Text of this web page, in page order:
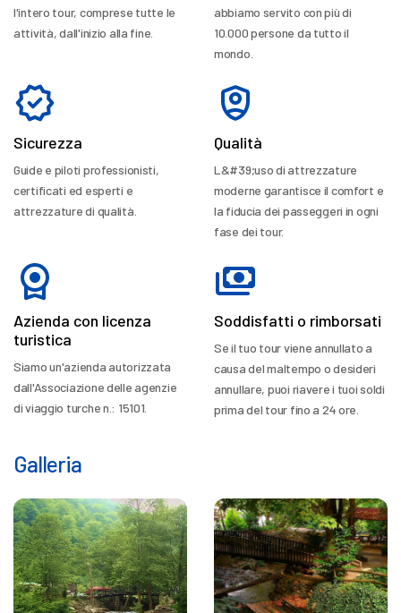
l'intero tour, comprese tutte le
attività, dall'inizio alla fine.
abbiamo servito con più di
10.000 persone da tutto il
mondo.
Sicurezza
Guide e piloti professionisti,
certificati ed esperti e
attrezzature di qualità.
Qualità
L&#39;uso di attrezzature
moderne garantisce il comfort e
la fiducia dei passeggeri in ogni
fase dei tour.
Azienda con licenza
turistica
Siamo un'azienda autorizzata
dall'Associazione delle agenzie
di viaggio turche n.: 15101.
Soddisfatti o rimborsati
Se il tuo tour viene annullato a
causa del maltempo o desideri
annullare, puoi riavere i tuoi soldi
prima del tour fino a 24 ore.
Galleria